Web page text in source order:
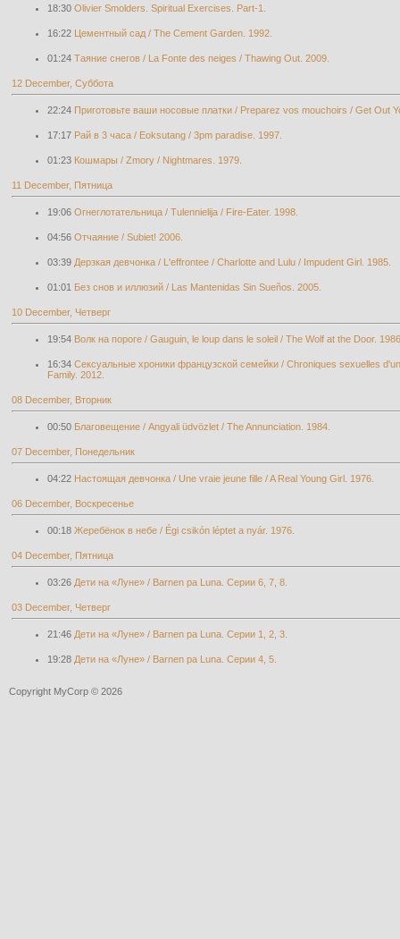
18:30 Olivier Smolders. Spiritual Exercises. Part-1.
16:22 Цементный сад / The Cement Garden. 1992.
01:24 Таяние снегов / La Fonte des neiges / Thawing Out. 2009.
12 December, Суббота
22:24 Приготовьте ваши носовые платки / Preparez vos mouchoirs / Get Out
17:17 Рай в 3 часа / Eoksutang / 3pm paradise. 1997.
01:23 Кошмары / Zmory / Nightmares. 1979.
11 December, Пятница
19:06 Огнеглотательница / Tulennielija / Fire-Eater. 1998.
04:56 Отчаяние / Subiet! 2006.
03:39 Дерзкая девчонка / L'effrontee / Charlotte and Lulu / Impudent Girl. 1985.
01:01 Без снов и иллюзий / Las Mantenidas Sin Sueños. 2005.
10 December, Четверг
19:54 Волк на пороге / Gauguin, le loup dans le soleil / The Wolf at the Door.
16:34 Сексуальные хроники французской семейки / Chroniques sexuelles
Family. 2012.
08 December, Вторник
00:50 Благовещение / Angyali üdvözlet / The Annunciation. 1984.
07 December, Понедельник
04:22 Настоящая девчонка / Une vraie jeune fille / A Real Young Girl. 1976.
06 December, Воскресенье
00:18 Жеребёнок в небе / Égi csikón léptet a nyár. 1976.
04 December, Пятница
03:26 Дети на «Луне» / Barnen pa Luna. Серии 6, 7, 8.
03 December, Четверг
21:46 Дети на «Луне» / Barnen pa Luna. Серии 1, 2, 3.
19:28 Дети на «Луне» / Barnen pa Luna. Серии 4, 5.
Copyright MyCorp © 2026